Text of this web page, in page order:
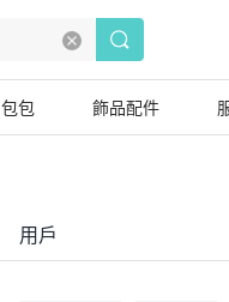
包包 飾品配件
用戶